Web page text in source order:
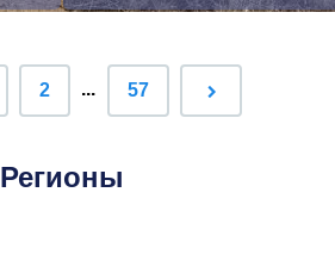
2 ... 57
Регионы